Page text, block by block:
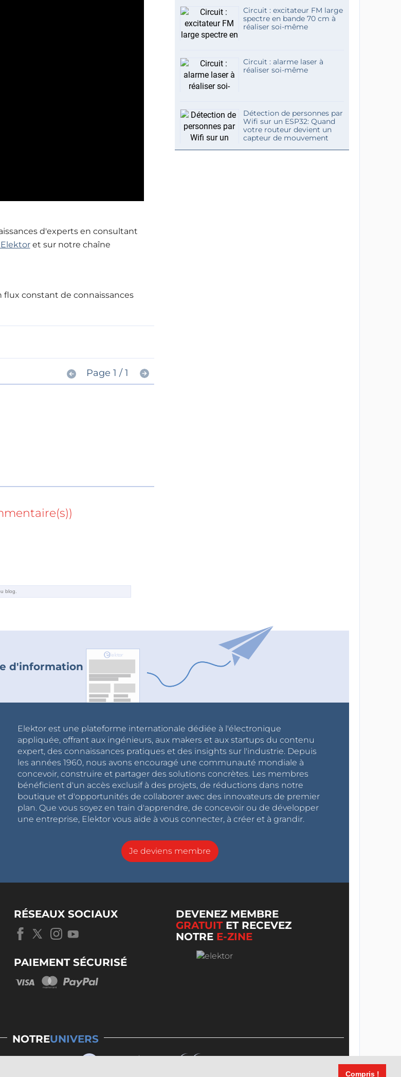
Compris !
d'experts en consultant
et sur notre chaîne
constant de connaissances
Page 1 / 1
Circuit : excitateur FM large
spectre en bande 70 cm à
réaliser soi-même
Circuit : alarme laser à
réaliser soi-même
Détection de personnes par
Wifi sur un ESP32: Quand
votre routeur devient un
capteur de mouvement
d'information
Elektor est une plateforme internationale dédiée à l'électronique
appliquée, offrant aux ingénieurs, aux makers et aux startups du contenu
expert, des connaissances pratiques et des insights sur l'industrie. Depuis
les années 1960, nous avons encouragé une communauté mondiale à
concevoir, construire et partager des solutions concrètes. Les membres
bénéficient d'un accès exclusif à des projets, de réductions dans notre
boutique et d'opportunités de collaborer avec des innovateurs de premier
plan. Que vous soyez en train d'apprendre, de concevoir ou de développer
une entreprise, Elektor vous aide à vous connecter, à créer et à grandir.
Je deviens membre
RÉSEAUX SOCIAUX
PAIEMENT SÉCURISÉ
DEVENEZ MEMBRE
GRATUITET RECEVEZ
NOTRE E-ZINE
NOTREUNIVERS